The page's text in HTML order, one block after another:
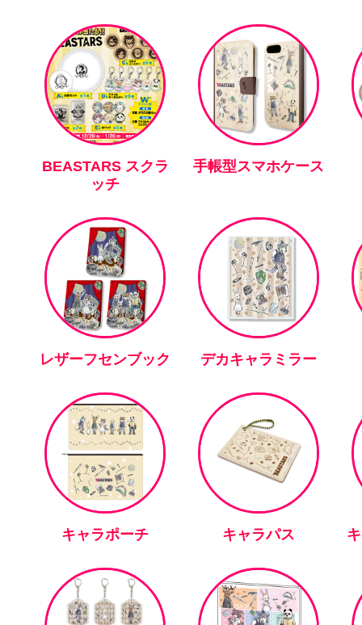
BEASTARS スクラ
ッチ
手帳型スマホケース
レザーフセンブック デカキャラミラー
キャラポーチ キャラパス